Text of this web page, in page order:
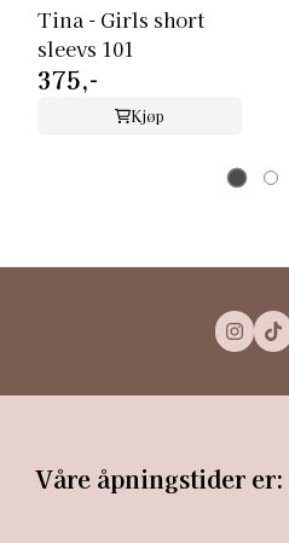
Tina - Girls short
sleevs 101
375,-
Kjøp
Våre åpningstider er: